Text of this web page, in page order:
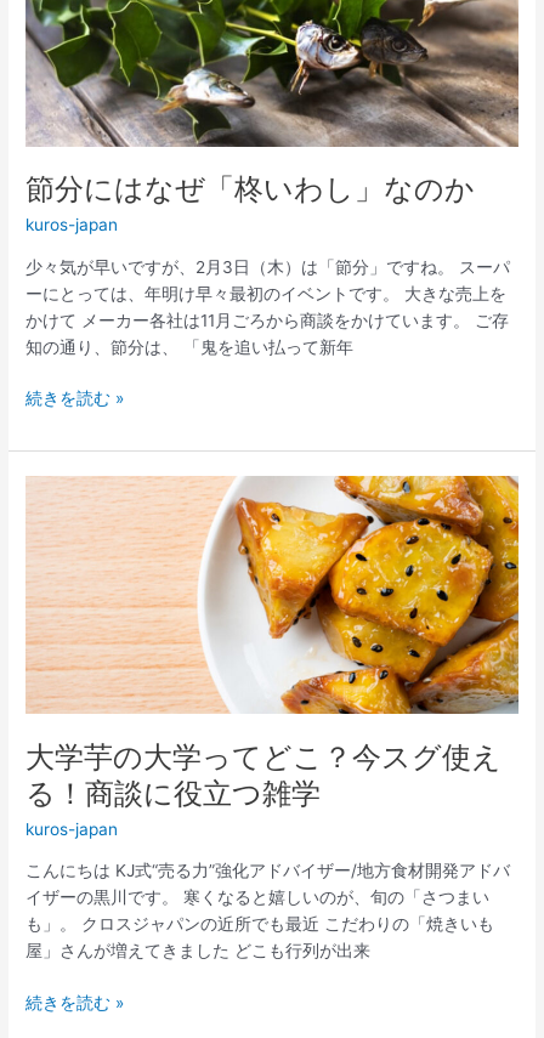
節分にはなぜ「柊いわし」なのか
kuros-japan
少々気が早いですが、2月3日（木）は「節分」ですね。 スーパ
ーにとっては、年明け早々最初のイベントです。 大きな売上を
かけて メーカー各社は11月ごろから商談をかけています。 ご存
知の通り、節分は、 「鬼を追い払って新年
な
ぜ
「柊
い
わ
な
の
続きを読む »
大学芋の大学ってどこ？今スグ使え
る！商談に役立つ雑学
kuros-japan
こんにちは KJ式“売る力”強化アドバイザー/地方食材開発アドバ
イザーの黒川です。 寒くなると嬉しいのが、旬の「さつまい
も」。 クロスジャパンの近所でも最近 こだわりの「焼きいも
屋」さんが増えてきました どこも行列が出来
大
学
芋
の
大
学
っ
て
ど
今
ス
グ
使
え
る！
商
談
役
続きを読む »